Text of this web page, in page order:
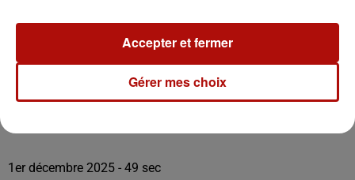
0:00 49 sec
1er décembre 2025 - 49 sec
Gérer mes choix
Accepter et fermer